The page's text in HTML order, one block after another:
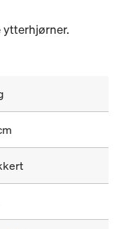
ytterhjørner.